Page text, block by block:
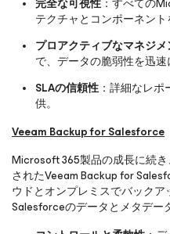
テクチャとコンポーネント
プロアクティブなマネジメ
で、データの脆弱性を迅速
SLAの信頼性 ：詳細なレ
供。
Veeam Backupfor Salesforce
Microsoft 365製品の成長に続
されたVeeam Backupfor
ウドとオンプレミスでバックア
Salesforceのデータとメタデー